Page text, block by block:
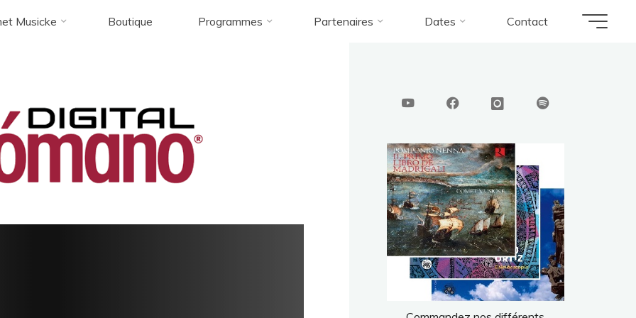
Musicke Boutique Programmes Partenaires Dates Contact
5 étoiles ("Excelente") pour "Diego Ortiz - Caleidoscopio" chez Melomano Melomano_digital